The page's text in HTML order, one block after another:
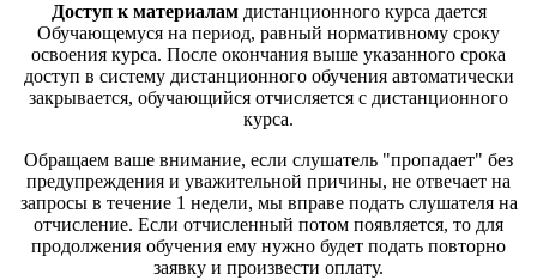
Доступ к материаламдистанционного курса дается
Обучающемуся на период, равный нормативному сроку
освоения курса. После окончания выше указанного срока
доступ в систему дистанционного обучения автоматически
закрывается, обучающийся отчисляется с дистанционного
курса.
Обращаем ваше внимание, если слушатель "пропадает" без
предупреждения и уважительной причины, не отвечает на
запросы в течение 1 недели, мы вправе подать слушателя на
отчисление. Если отчисленный потом появляется, то для
продолжения обучения ему нужно будет подать повторно
заявку и произвести оплату.